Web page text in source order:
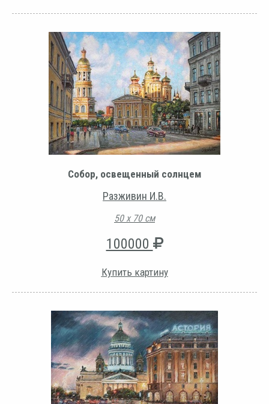
Собор, освещенный солнцем
Разживин И.В.
50 х 70 см
100000
Купить картину